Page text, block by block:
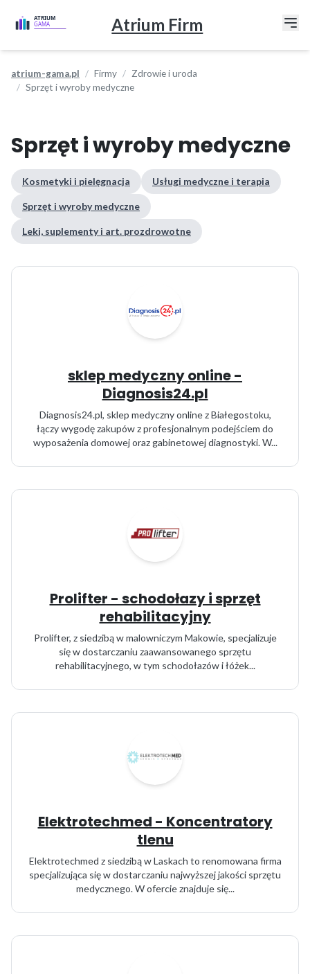
Atrium Firm
atrium-gama.pl Firmy
Zdrowie i uroda
Sprzęt i wyroby medyczne
Sprzęt i wyroby medyczne
Kosmetyki i pielęgnacja Usługi medyczne i terapia
Sprzęt i wyroby medyczne
Leki, suplementy i art. prozdrowotne
sklep medyczny online -
Diagnosis24.pl
Diagnosis24.pl, sklep medyczny online z Białegostoku,
łączy wygodę zakupów z profesjonalnym podejściem do
wyposażenia domowej oraz gabinetowej diagnostyki. W...
Prolifter - schodołazy i sprzęt
rehabilitacyjny
Prolifter, z siedzibą w malowniczym Makowie, specjalizuje
się w dostarczaniu zaawansowanego sprzętu
rehabilitacyjnego, w tym schodołazów i łóżek...
Elektrotechmed - Koncentratory
tlenu
Elektrotechmed z siedzibą w Laskach to renomowana firma
specjalizująca się w dostarczaniu najwyższej jakości sprzętu
medycznego. W ofercie znajduje się...